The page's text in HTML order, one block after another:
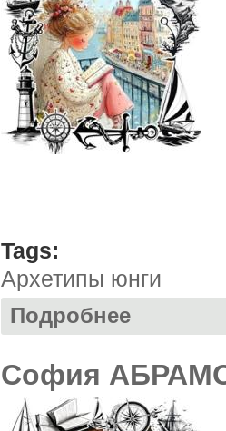
Tags:
Архетипы юнги
Подробнее
София